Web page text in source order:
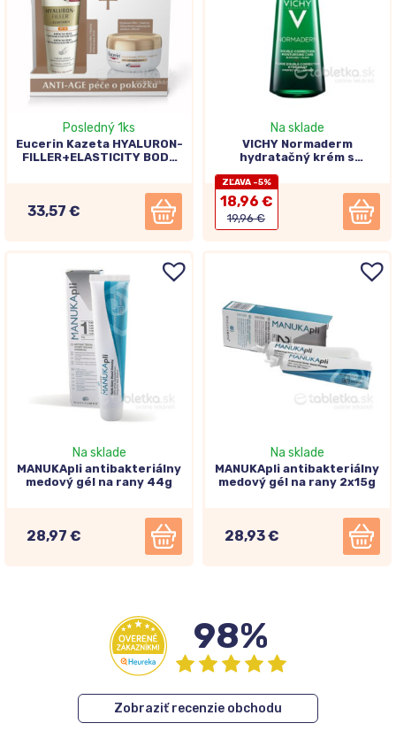
Posledný 1ks
Eucerin Kazeta HYALURON-
FILLER+ELASTICITY BODY
33,57 €
Na sklade
VICHY Normaderm
hydratačný krém s
ZĽAVA -5%
18,96 €
19,96 €
Na sklade
MANUKApli antibakteriálny
medový gél na rany 44g
28,97 €
Na sklade
MANUKApli antibakteriálny
medový gél na rany 2x15g
28,93 €
98%
Zobraziť recenzie obchodu